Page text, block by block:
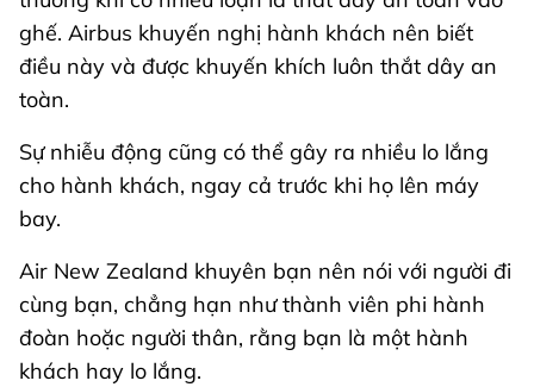
ghế. Airbus khuyến nghị hành khách nên biết
điều này và được khuyến khích luôn thắt dây an
toàn.
Sự nhiễu động cũng có thể gây ra nhiều lo lắng
cho hành khách, ngay cả trước khi họ lên máy
bay.
Air New Zealand khuyên bạn nên nói với người đi
cùng bạn, chẳng hạn như thành viên phi hành
đoàn hoặc người thân, rằng bạn là một hành
khách hay lo lắng.